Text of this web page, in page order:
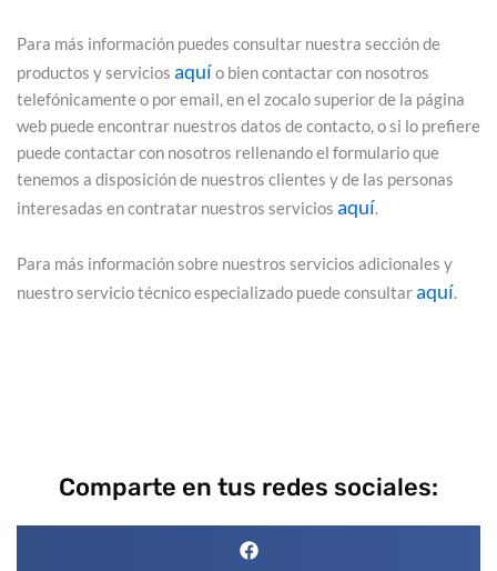
Para más información puedes consultar nuestra sección de
productos y servicios aquí o bien contactar con nosotros
telefónicamente o por email, en el zocalo superior de la página
web puede encontrar nuestros datos de contacto, o si lo prefiere
puede contactar con nosotros rellenando el formulario que
tenemos a disposición de nuestros clientes y de las personas
interesadas en contratar nuestros servicios aquí.
Para más información sobre nuestros servicios adicionales y
nuestro servicio técnico especializado puede consultaraquí.
Comparte en tus redes sociales: